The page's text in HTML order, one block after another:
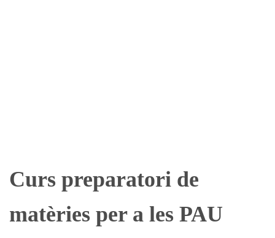
Curs preparatori de
matèries per a les PAU